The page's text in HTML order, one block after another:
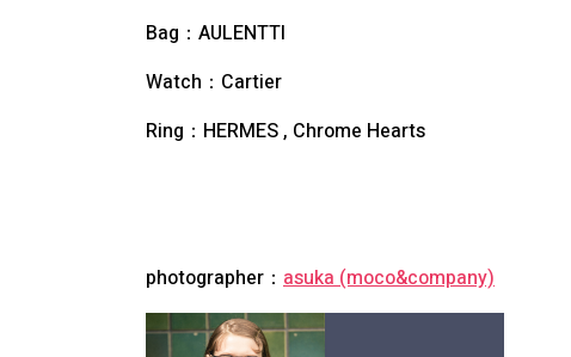
Bag：AULENTTI
Watch：Cartier
Ring：HERMES , Chrome Hearts
photographer： asuka (moco&company)